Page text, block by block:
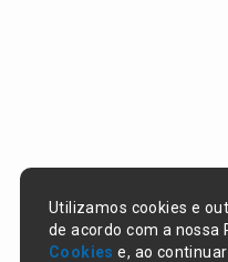
Utilizamos cookies e
de acordo com a nossa
Cookies e, ao